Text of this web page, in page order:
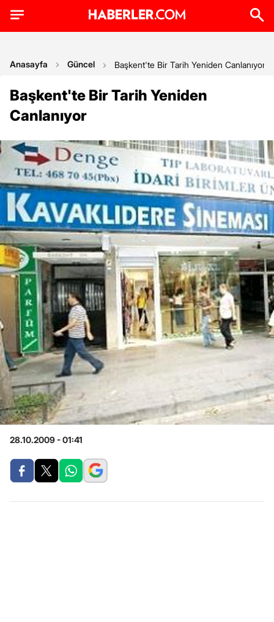
Anasayfa Güncel Başkent'te Bir Tarih Yeniden Canlanıyor
Başkent'te Bir Tarih Yeniden
Canlanıyor
28.10.2009 - 01:41